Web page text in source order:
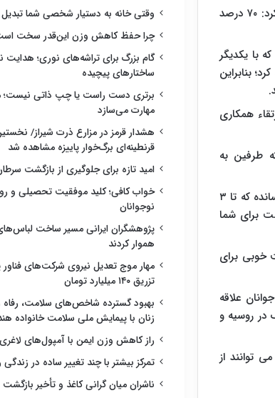
وی با بیان اینکه انستیتو پاستور یکصد سال قدمت دارد و زمانی همه نیاز منطقه را تامین می کرد، عنوان کرد: ۷۰ درصد
با یکدیگر
بنابراین
همکاری
که طرفین به
وی در خطاب به همکاران ایرانی ادامه داد: معاون وزیرصنعت به بنده پیامی از سوی رئیس جمهور روسیه رسانده که تا ۳
فرصت برای شما
این فرصت خوبی برای
علاقه
در روسیه و
توانند از
وقتی خانه به دستیار شخصی شما
چرا حفظ کاهش وزن این‌قدر سخت
گام بزرگ برای تراشه‌های نوری؛ هدایت
ساختارهای پیچیده
برتری دست راست یا چپ ذاتی نیست؛
مهارت می‌سازد
هشدار قرمز در مزارع ذرت شیراز/
قرنطینه‌ای برگ‌خوار پاییزه مشاهده شد
امید تازه برای جلوگیری از بازگشت
خواب کافی؛ کلید موفقیت تحصیلی و
نوجوانان
پژوهشگران ایرانی مسیر ساخت
هموار کردند
مهار موج تعدیل نیروی شرکت‌های
تزریق ۱۴۰ میلیارد تومان
بهبود گسترده شاخص‌های سلامت، رفاه
زنان با پیمایش ملی سلامت خانواده
راز کاهش وزن ایمن با آمپول‌های لاغری
تمرکز بیشتر با چند تغییر ساده در زندگی
ناشران میان گرانی کاغذ و تأخیر بازگشت